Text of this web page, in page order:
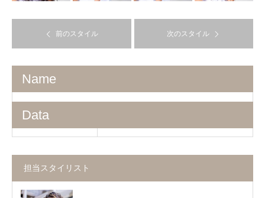
前のスタイル 次のスタイル
Name
Data
担当スタイリスト